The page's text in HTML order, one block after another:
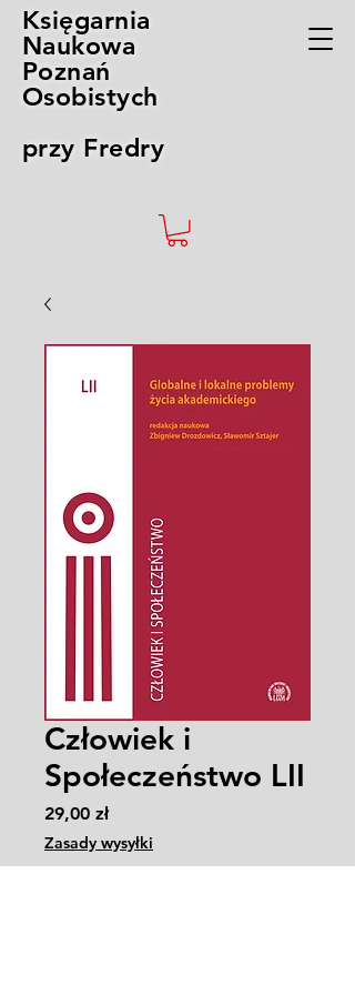
Księgarnia
Naukowa
Poznań
Osobistych
przy Fredry
Człowiek i
Społeczeństwo LII
29,00 złCena
Zasady wysyłki